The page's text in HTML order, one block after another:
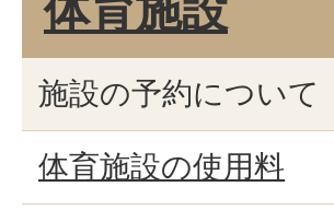
施設の予約について
体育施設の使用料